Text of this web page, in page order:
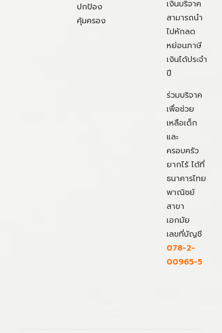
ปกป้อง
คุ้มครอง
เงินบริจาค
สามารถนำ
ไปหักลด
หย่อนภาษี
เงินได้ประจำ
ปี
ร่วมบริจาค
เพื่อช่วย
เหลือเด็ก
และ
ครอบครัว
ยากไร้ ได้ที่
ธนาคารไทย
พาณิชย์
สาขา
เอกมัย
เลขที่บัญชี
078-2-
00965-5